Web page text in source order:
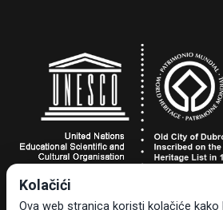
Turistička zajednica grada Dubrovnika
Kolačići
Ova web stranica koristi kolačiće kako